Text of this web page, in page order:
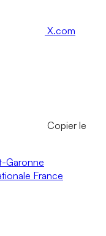
X.com
Copier le
Garonne
France